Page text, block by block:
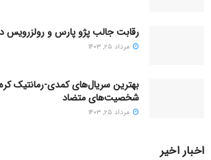
رقابت جالب پژو پارس و رولزرویس
مرداد ۲۵, ۱۴۰۳
بهترین سریال‌های کمدی-رمانتیک
شخصیت‌های متضاد
مرداد ۲۵, ۱۴۰۳
اخبار اخیر